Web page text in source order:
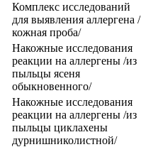
Комплекс исследований
для выявления аллергена /
кожная проба/
Накожные исследования
реакции на аллергены /из
пыльцы ясеня
обыкновенного/
Накожные исследования
реакции на аллергены /из
пыльцы циклахены
дурнишниколистной/